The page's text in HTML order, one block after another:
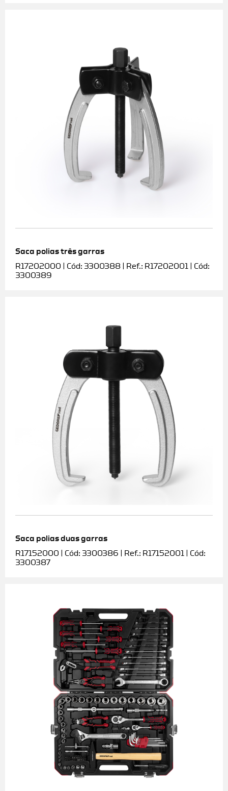
Saca polias três garras
R17202000 | Cód: 3300388 | Ref.: R17202001 | Cód:
3300389
Saca polias duas garras
R17152000 | Cód: 3300386 | Ref.: R17152001 | Cód:
3300387